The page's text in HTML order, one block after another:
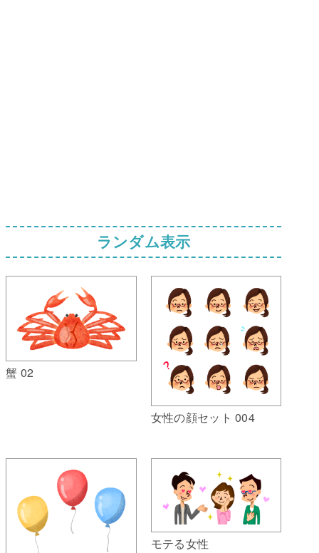
ランダム表示
蟹 02
女性の顔セット 004
モテる女性